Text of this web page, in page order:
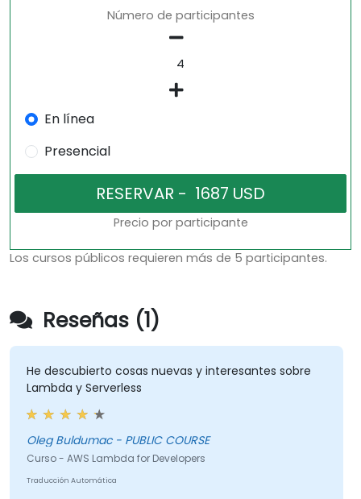
Número de participantes
En línea
Presencial
Precio por participante
Los cursos públicos requieren más de 5 participantes.
Reseñas (1)
He descubierto cosas nuevas y interesantes sobre
Lambda y Serverless
Oleg Buldumac - PUBLIC COURSE
Curso - AWS Lambda for Developers
Traducción Automática